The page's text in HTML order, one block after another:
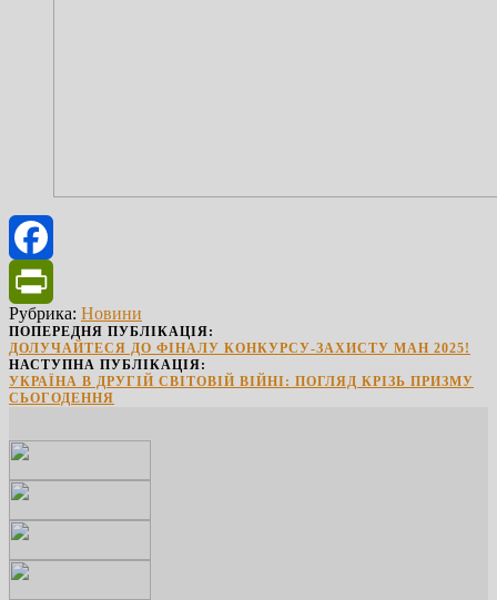
Facebook
PrintFriendly
Рубрика: Новини
ПОПЕРЕДНЯ ПУБЛІКАЦІЯ:
ДОЛУЧАЙТЕСЯ ДО ФІНАЛУ КОНКУРСУ-ЗАХИСТУ МАН 2025!
НАСТУПНА ПУБЛІКАЦІЯ:
УКРАЇНА В ДРУГІЙ СВІТОВІЙ ВІЙНІ: ПОГЛЯД КРІЗЬ ПРИЗМУ
СЬОГОДЕННЯ